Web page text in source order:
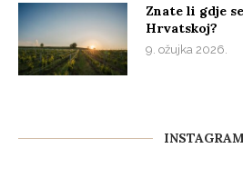
Znate li gdje
Hrvatskoj?
9. ožujka 2026.